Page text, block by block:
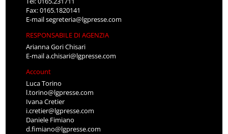
Fax: 0165.1820141
E-mailsegreteria@lgpresse.com
RESPONSABILE DI AGENZIA
Arianna Gori Chisari
E-maila.chisari@lgpresse.com
Account
Luca Torino
l.torino@lgpresse.com
Ivana Cretier
i.cretier@lgpresse.com
Daniele Fimiano
d.fimiano@lgpresse.com